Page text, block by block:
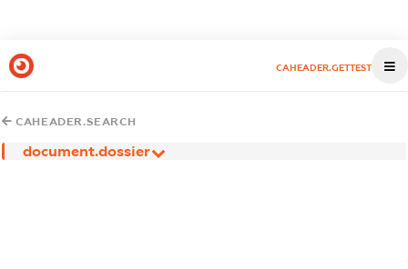
CAHEADER.GETTEST
CAHEADER.SEARCH
document.dossier